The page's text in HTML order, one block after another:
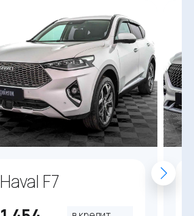
Haval F7